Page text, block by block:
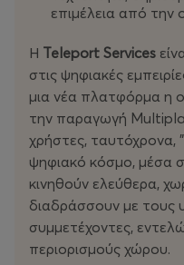
εκπαιδευτικού και
δημιουργική
Η διάρκεια τηςVR
ώρα , ενώ η δημιουργική
ώρες . Η συνολική
φτάσει έως και τις4-5
Για αγορά εισιτηρίων
των 10 ατόμων,
Η διαθεσιμότητα
επιμέλεια από
Η Teleport Services
στις ψηφιακές
μια νέα πλατφόρμα η
την παραγωγή
χρήστες, ταυτόχρονα,
ψηφιακό κόσμο, μέσα
κινηθούν ελεύθερα,
διαδράσσουν με τους
συμμετέχοντες,
περιορισμούς χώρου.